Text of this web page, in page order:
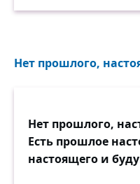
Нет прошлого,
Нет прошлого,
Есть прошлое
настоящего и